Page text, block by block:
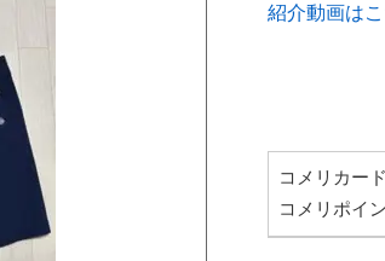
紹介動画は
コメリカー
コメリポイ